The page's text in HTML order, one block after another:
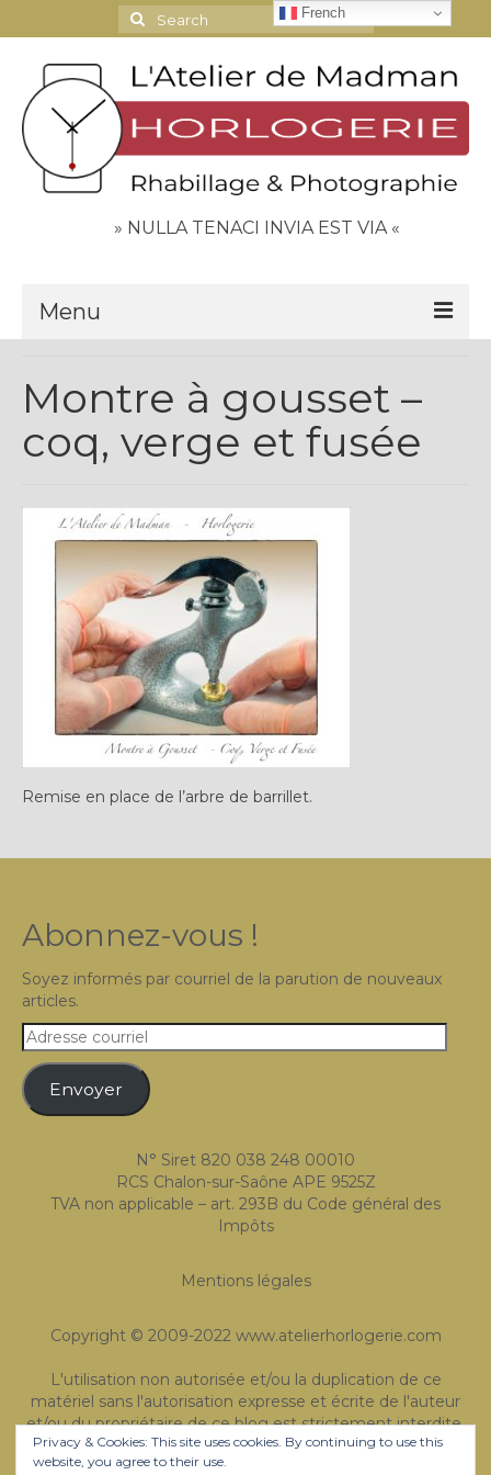
Search
for:
» NULLA TENACI INVIA EST VIA «
Menu
Contact
Espace Clients
Plus…
Sur l’Établi 2011 – 2022
Marques Suisses du XXe siècle
Grands Horlogers
Abraham-Louis Breguet
Christian Gottfried Hahn
Témoignages
A Propos
Montre à gousset –
coq, verge et fusée
Remise en place de l’arbre de barrillet.
Abonnez-vous !
Soyez informés par courriel de la parution de nouveaux
articles.
Adresse
courriel
Envoyer
N° Siret 820 038 248 00010
RCS Chalon-sur-Saône APE 9525Z
TVA non applicable – art. 293B du Code général des
Impôts
Mentions légales
Copyright © 2009-2022 www.atelierhorlogerie.com
L'utilisation non autorisée et/ou la duplication de ce
matériel sans l'autorisation expresse et écrite de l'auteur
et/ou du propriétaire de ce blog est strictement interdite.
Des extraits et des liens peuvent être utilisés, à condition
que le crédit complet et clair soit donné à Atelier de
French
Privacy & Cookies: This site uses cookies. By continuing to use this
website, you agree to their use.